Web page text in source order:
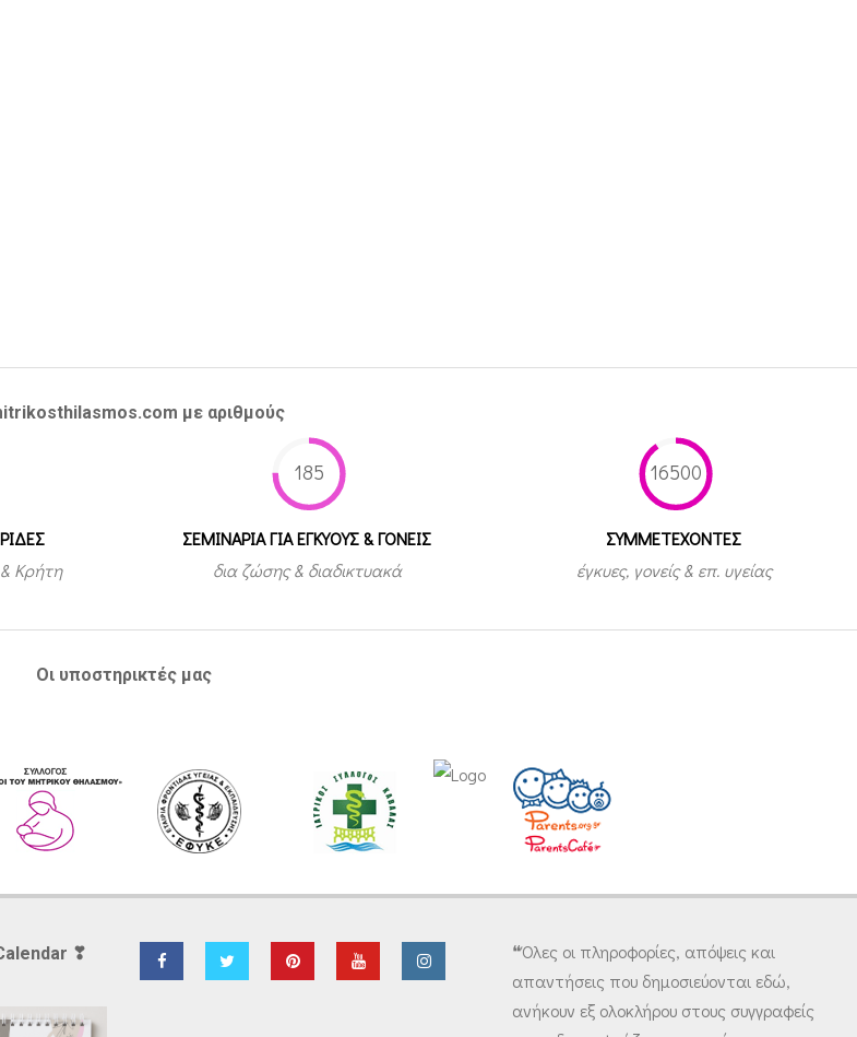
με αριθμούς
Κρήτη
185
ΣΕΜΙΝΑΡΙΑ ΓΙΑ ΕΓΚΥΟΥΣ & ΓΟΝΕΙΣ
δια ζώσης & διαδικτυακά
16500
ΣΥΜΜΕΤEΧΟΝΤΕΣ
έγκυες, γονείς & επ. υγείας
Οι υποστηρικτές μας
❣
❝Όλες οι πληροφορίες, απόψεις και
απαντήσεις που δημοσιεύονται εδώ,
ανήκουν εξ ολοκλήρου στους συγγραφείς